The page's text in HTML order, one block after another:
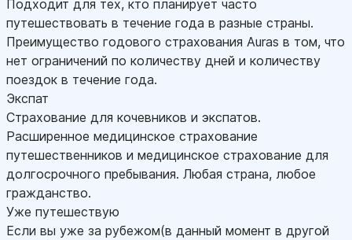
Подходит для тех, кто планирует часто
путешествовать в течение года в разные страны.
Преимущество годового страхования Auras в том, что
нет ограничений по количеству дней и количеству
поездок в течение года.
Экспат
Страхование для кочевников и экспатов.
Расширенное медицинское страхование
путешественников и медицинское страхование для
долгосрочного пребывания. Любая страна, любое
гражданство.
Уже путешествую
Если вы уже за рубежом(в данный момент в другой